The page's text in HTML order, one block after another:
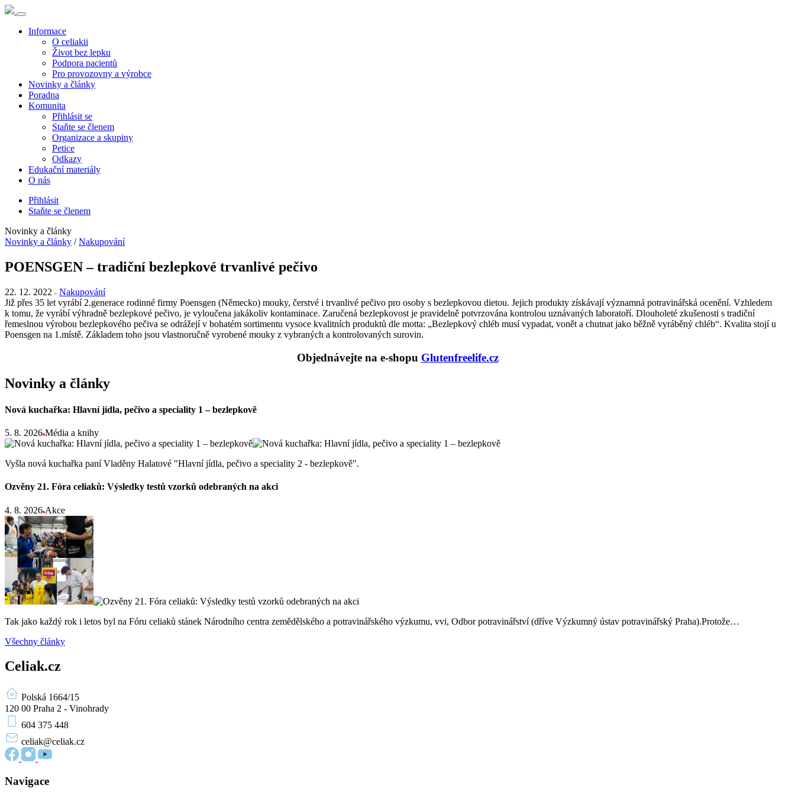
Informace
O celiakii
Život bez lepku
Podpora pacientů
Pro provozovny a výrobce
Novinky a články
Poradna
Komunita
Přihlásit se
Staňte se členem
Organizace a skupiny
Petice
Odkazy
Edukační materiály
O nás
Přihlásit
Staňte se členem
Novinky a články
Novinky a články / Nakupování
POENSGEN – tradiční bezlepkové trvanlivé pečivo
22. 12. 2022
Nakupování
Již přes 35 let vyrábí 2.generace rodinné firmy Poensgen (Německo) mouky, čerstvé i trvanlivé pečivo pro osoby s bezlepkovou dietou. Jejich produkty získávají významná potravinářská ocenění. Vzhledem
k tomu, že vyrábí výhradně bezlepkové pečivo, je vyloučena jakákoliv kontaminace. Zaručená bezlepkovost je pravidelně potvrzována kontrolou uznávaných laboratoří. Dlouholeté zkušenosti s tradiční
řemeslnou výrobou bezlepkového pečiva se odrážejí v bohatém sortimentu vysoce kvalitních produktů dle motta: „Bezlepkový chléb musí vypadat, vonět a chutnat jako běžně vyráběný chléb“. Kvalita stojí u
Poensgen na 1.místě. Základem toho jsou vlastnoručně vyrobené mouky z vybraných a kontrolovaných surovin.
Objednávejte na e-shopu Glutenfreelife.cz
Novinky a články
Nová kuchařka: Hlavní jídla, pečivo a speciality 1 – bezlepkově
5. 8. 2026 Média a knihy
Vyšla nová kuchařka paní Vladěny Halatové "Hlavní jídla, pečivo a speciality 2 - bezlepkově".
Ozvěny 21. Fóra celiaků: Výsledky testů vzorků odebraných na akci
4. 8. 2026 Akce
Tak jako každý rok i letos byl na Fóru celiaků stánek Národního centra zemědělského a potravinářského výzkumu, vvi, Odbor potravinářství (dříve Výzkumný ústav potravinářský Praha).Protože…
Všechny články
Celiak.cz
Polská 1664/15
120 00 Praha 2 - Vinohrady
604 375 448
celiak@celiak.cz
Navigace